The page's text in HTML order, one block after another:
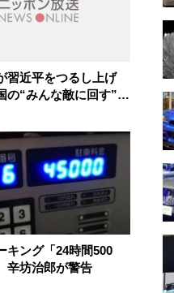
習近平をつるし上げ
“みんな敵に回す”外
キング「24時間500
辛坊治郎が警告